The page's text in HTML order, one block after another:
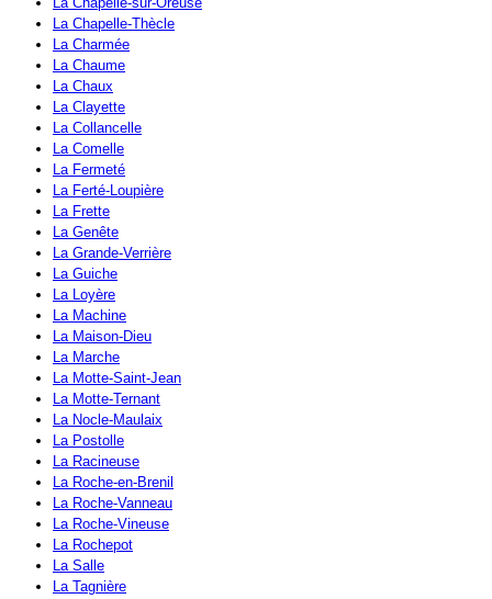
La Chapelle-Thècle
La Charmée
La Chaume
La Chaux
La Clayette
La Collancelle
La Comelle
La Fermeté
La Ferté-Loupière
La Frette
La Genête
La Grande-Verrière
La Guiche
La Loyère
La Machine
La Maison-Dieu
La Marche
La Motte-Saint-Jean
La Motte-Ternant
La Nocle-Maulaix
La Postolle
La Racineuse
La Roche-en-Brenil
La Roche-Vanneau
La Roche-Vineuse
La Rochepot
La Salle
La Tagnière